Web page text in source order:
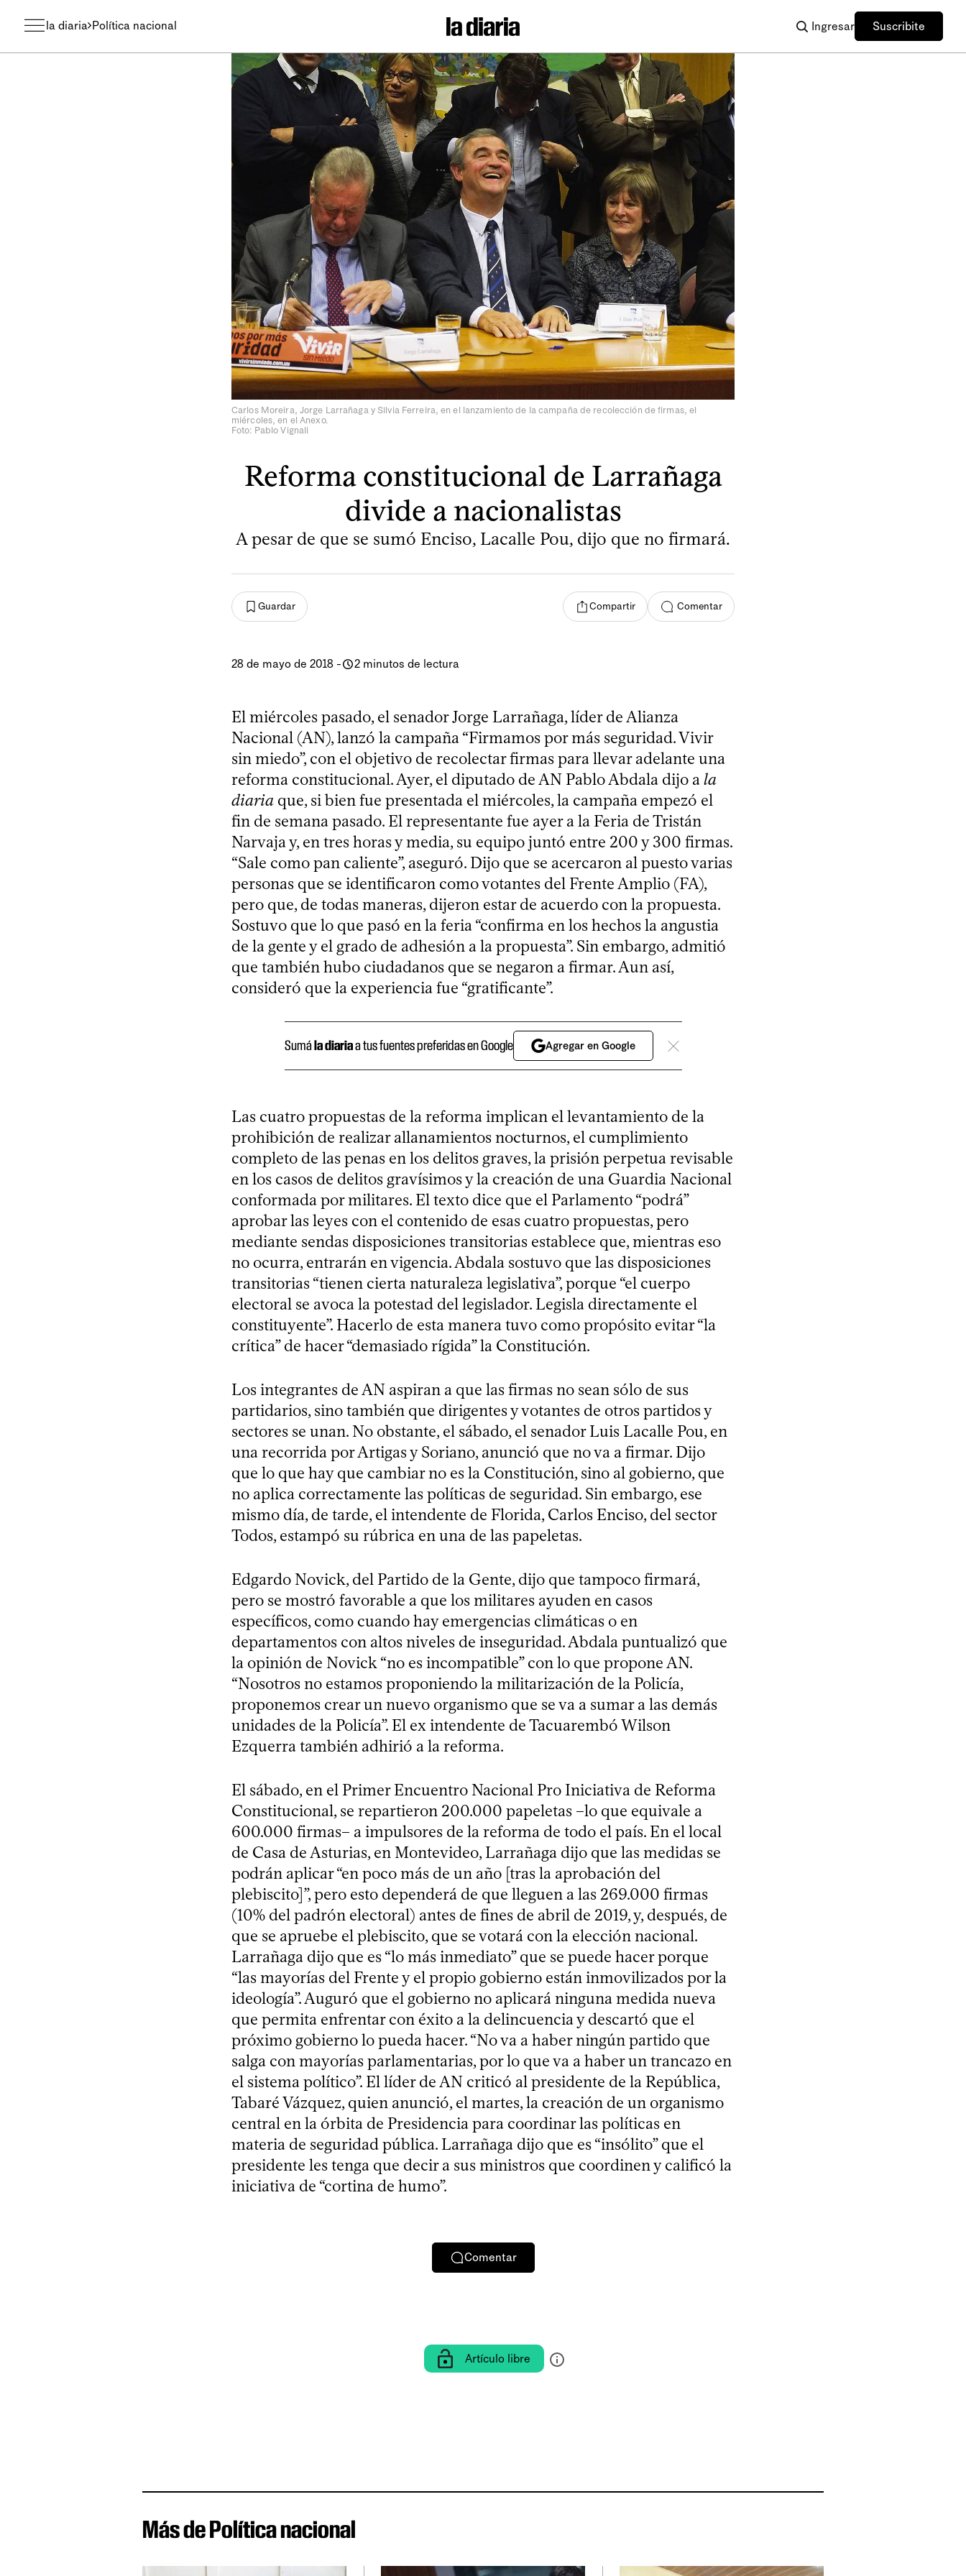
la diaria Política nacional Ingresar Suscribite
Carlos Moreira, Jorge Larrañaga y Silvia Ferreira, en el lanzamiento de la campaña de recolección de firmas, el
miércoles, en el Anexo.
Foto: Pablo Vignali
Reforma constitucional de Larrañaga
divide a nacionalistas
A pesar de que se sumó Enciso, Lacalle Pou, dijo que no firmará.
Guardar Compartir Comentar
28 de mayo de 2018 - 2 minutos de lectura
El miércoles pasado, el senador Jorge Larrañaga, líder de Alianza
Nacional (AN), lanzó la campaña “Firmamos por más seguridad. Vivir
sin miedo”, con el objetivo de recolectar firmas para llevar adelante una
reforma constitucional. Ayer, el diputado de AN Pablo Abdala dijo ala
diaria que, si bien fue presentada el miércoles, la campaña empezó el
fin de semana pasado. El representante fue ayer a la Feria de Tristán
Narvaja y, en tres horas y media, su equipo juntó entre 200 y 300 firmas.
“Sale como pan caliente”, aseguró. Dijo que se acercaron al puesto varias
personas que se identificaron como votantes del Frente Amplio (FA),
pero que, de todas maneras, dijeron estar de acuerdo con la propuesta.
Sostuvo que lo que pasó en la feria “confirma en los hechos la angustia
de la gente y el grado de adhesión a la propuesta”. Sin embargo, admitió
que también hubo ciudadanos que se negaron a firmar. Aun así,
consideró que la experiencia fue “gratificante”.
Sumála diariaa tus fuentes preferidas en Google Agregar en Google
Las cuatro propuestas de la reforma implican el levantamiento de la
prohibición de realizar allanamientos nocturnos, el cumplimiento
completo de las penas en los delitos graves, la prisión perpetua revisable
en los casos de delitos gravísimos y la creación de una Guardia Nacional
conformada por militares. El texto dice que el Parlamento “podrá”
aprobar las leyes con el contenido de esas cuatro propuestas, pero
mediante sendas disposiciones transitorias establece que, mientras eso
no ocurra, entrarán en vigencia. Abdala sostuvo que las disposiciones
transitorias “tienen cierta naturaleza legislativa”, porque “el cuerpo
electoral se avoca la potestad del legislador. Legisla directamente el
constituyente”. Hacerlo de esta manera tuvo como propósito evitar “la
crítica” de hacer “demasiado rígida” la Constitución.
Los integrantes de AN aspiran a que las firmas no sean sólo de sus
partidarios, sino también que dirigentes y votantes de otros partidos y
sectores se unan. No obstante, el sábado, el senador Luis Lacalle Pou, en
una recorrida por Artigas y Soriano, anunció que no va a firmar. Dijo
que lo que hay que cambiar no es la Constitución, sino al gobierno, que
no aplica correctamente las políticas de seguridad. Sin embargo, ese
mismo día, de tarde, el intendente de Florida, Carlos Enciso, del sector
Todos, estampó su rúbrica en una de las papeletas.
Edgardo Novick, del Partido de la Gente, dijo que tampoco firmará,
pero se mostró favorable a que los militares ayuden en casos
específicos, como cuando hay emergencias climáticas o en
departamentos con altos niveles de inseguridad. Abdala puntualizó que
la opinión de Novick “no es incompatible” con lo que propone AN.
“Nosotros no estamos proponiendo la militarización de la Policía,
proponemos crear un nuevo organismo que se va a sumar a las demás
unidades de la Policía”. El ex intendente de Tacuarembó Wilson
Ezquerra también adhirió a la reforma.
El sábado, en el Primer Encuentro Nacional Pro Iniciativa de Reforma
Constitucional, se repartieron 200.000 papeletas –lo que equivale a
600.000 firmas– a impulsores de la reforma de todo el país. En el local
de Casa de Asturias, en Montevideo, Larrañaga dijo que las medidas se
podrán aplicar “en poco más de un año [tras la aprobación del
plebiscito]”, pero esto dependerá de que lleguen a las 269.000 firmas
(10% del padrón electoral) antes de fines de abril de 2019, y, después, de
que se apruebe el plebiscito, que se votará con la elección nacional.
Larrañaga dijo que es “lo más inmediato” que se puede hacer porque
“las mayorías del Frente y el propio gobierno están inmovilizados por la
ideología”. Auguró que el gobierno no aplicará ninguna medida nueva
que permita enfrentar con éxito a la delincuencia y descartó que el
próximo gobierno lo pueda hacer. “No va a haber ningún partido que
salga con mayorías parlamentarias, por lo que va a haber un trancazo en
el sistema político”. El líder de AN criticó al presidente de la República,
Tabaré Vázquez, quien anunció, el martes, la creación de un organismo
central en la órbita de Presidencia para coordinar las políticas en
materia de seguridad pública. Larrañaga dijo que es “insólito” que el
presidente les tenga que decir a sus ministros que coordinen y calificó la
iniciativa de “cortina de humo”.
Comentar
Artículo libre
Más de Política nacional